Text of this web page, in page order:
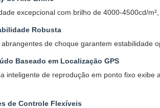
excepcional com brilho de 4000-4500cd/
Robusta
abrangentes de choque garantem estabilidade
Baseado em Localização GPS
inteligente de reprodução em ponto fixo
de Controle Flexíveis